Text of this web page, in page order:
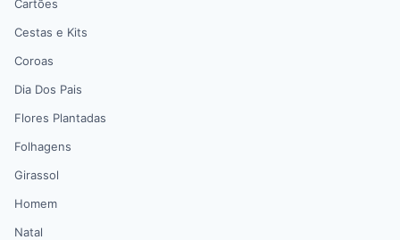
Cartões
Cestas e Kits
Coroas
Dia Dos Pais
Flores Plantadas
Folhagens
Girassol
Homem
Natal